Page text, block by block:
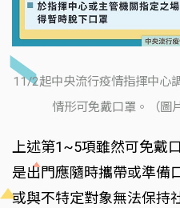
11/2起中央流行疫情指揮中心
情形可免戴口罩。（圖
上述第1~5項雖然可免戴
是出門應隨時攜帶或準備
或與不特定對象無法保持